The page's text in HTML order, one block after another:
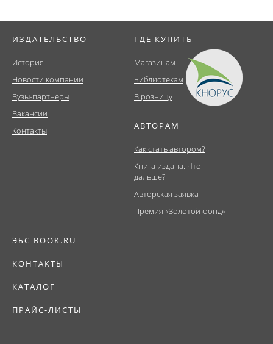
ИЗДАТЕЛЬСТВО
История
Новости компании
Вузы-партнеры
Вакансии
Контакты
ГДЕ КУПИТЬ
Магазинам
Библиотекам
В розницу
АВТОРАМ
Как стать автором?
Книга издана. Что
дальше?
Авторская заявка
Премия «Золотой фонд»
ЭБС BOOK.RU
КОНТАКТЫ
КАТАЛОГ
ПРАЙС-ЛИСТЫ